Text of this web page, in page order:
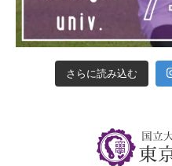
さらに読み込む